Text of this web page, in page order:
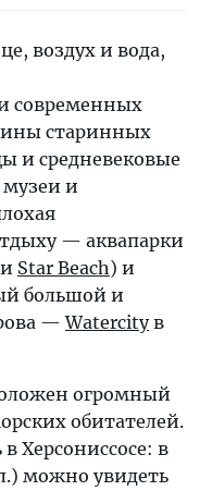
воздух и вода,
современных
старинных
и средневековые
и
— аквапарки
и Star Beach) и
большой и
—Watercityв
огромный
обитателей.
Херсониссосе: в
можно увидеть